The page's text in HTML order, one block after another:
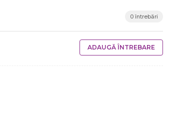
0 întrebări
ADAUGĂ ÎNTREBARE